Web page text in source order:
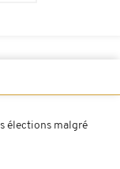
élections malgré